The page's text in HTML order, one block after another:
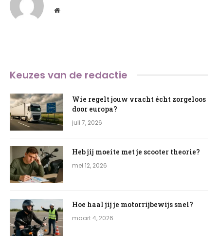
Website
Keuzes van de redactie
Wie regelt jouw vracht écht zorgeloos
door europa?
juli 7, 2026
Heb jij moeite met je scooter theorie?
mei 12, 2026
Hoe haal jij je motorrijbewijs snel?
maart 4, 2026